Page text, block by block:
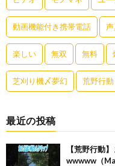
動画機能付き携帯電話
楽しい 無双 無料
芝刈り機〆夢幻 荒野行動
最近の投稿
【荒野行動
wwwww（